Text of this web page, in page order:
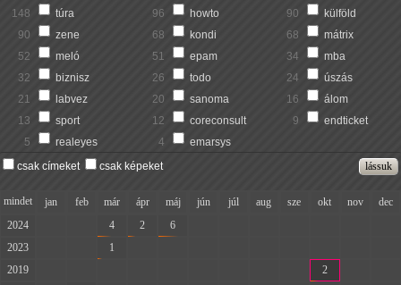
148
túra 96 howto 90
külföld
90
zene 68 kondi 68
mátrix
52
meló 51 epam 34
mba
32
biznisz 26 todo 24
úszás
21
labvez 20 sanoma 16
álom
13
sport 12 coreconsult 9
endticket
5
realeyes 4
emarsys
csak címeket
csak képeket
mindet jan feb már ápr máj jún júl aug sze okt nov
dec
2024
4 2 6
2023
1
2019
2